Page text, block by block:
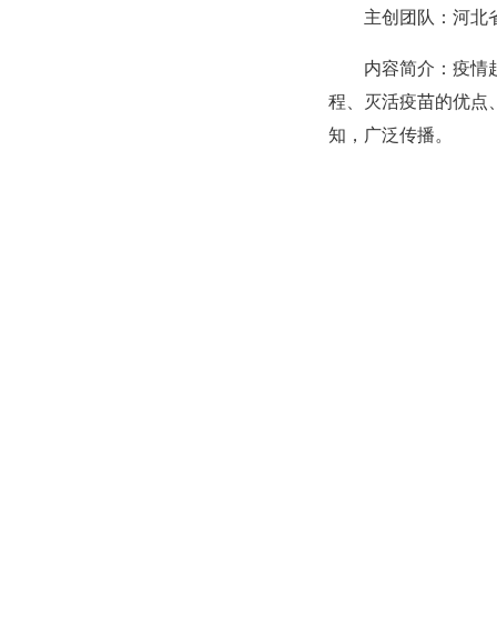
主创团队：河北
内容简介：疫情
程、灭活疫苗的优点
知，广泛传播。